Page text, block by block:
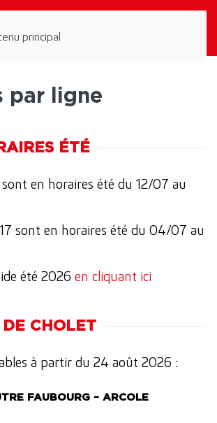
principal
par ligne
ÉTÉ
sont en horaires été du 12/07 au
sont en horaires été du 04/07 au
été 2026 en cliquant ici
DE CHOLET
à partir du 24 août 2026 :
FAUBOURG – ARCOLE
des cookies